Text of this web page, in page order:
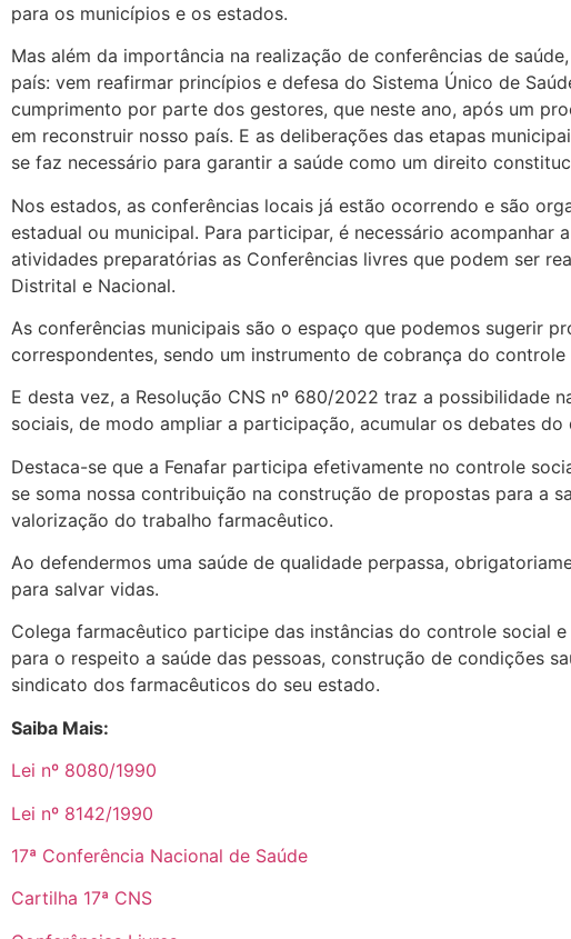
para os municípios e os estados.
Mas além da importância na realização de conferências de
país: vem reafirmar princípios e defesa do Sistema Único de
cumprimento por parte dos gestores, que neste ano, após um
em reconstruir nosso país. E as deliberações das etapas
se faz necessário para garantir a saúde como um direito
Nos estados, as conferências locais já estão ocorrendo e são
estadual ou municipal. Para participar, é necessário
atividades preparatórias as Conferências livres que podem ser
Distrital e Nacional.
As conferências municipais são o espaço que podemos sugerir
correspondentes, sendo um instrumento de cobrança do
E desta vez, a Resolução CNS nº 680/2022 traz a possibilidade
sociais, de modo ampliar a participação, acumular os debates
Destaca-se que a Fenafar participa efetivamente no controle
se soma nossa contribuição na construção de propostas para a
valorização do trabalho farmacêutico.
Ao defendermos uma saúde de qualidade perpassa,
para salvar vidas.
Colega farmacêutico participe das instâncias do controle social
para o respeito a saúde das pessoas, construção de condições
sindicato dos farmacêuticos do seu estado.
Saiba Mais:
Lei nº 8080/1990
Lei nº 8142/1990
17ª Conferência Nacional de Saúde
Cartilha 17ª CNS